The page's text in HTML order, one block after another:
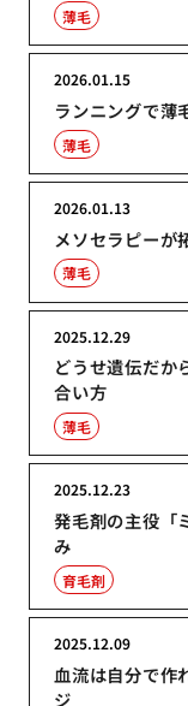
薄毛
ランニングで薄
2026.01.15
薄毛
メソセラピーが
2026.01.13
薄毛
どうせ遺伝だか
合い方
2025.12.29
薄毛
発毛剤の主役「
み
2025.12.23
育毛剤
血流は自分で作
ジ
2025.12.09